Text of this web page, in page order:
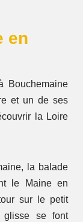
en
Bouchemaine
et un de ses
la Loire
la balade
le Maine en
sur le petit
glisse se font